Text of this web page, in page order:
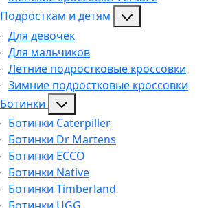
Подросткам и детям
Для девочек
Для мальчиков
Летние подростковые кроссовки
Зимние подростковые кроссовки
Ботинки
Ботинки Caterpiller
Ботинки Dr Martens
Ботинки ECCO
Ботинки Native
Ботинки Timberland